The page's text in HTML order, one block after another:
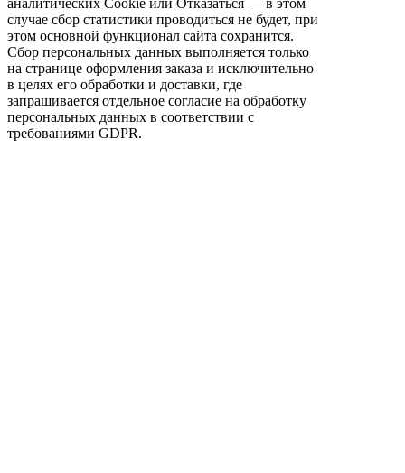
аналитических Cookie или Отказаться — в этом
случае сбор статистики проводиться не будет, при
этом основной функционал сайта сохранится.
Сбор персональных данных выполняется только
на странице оформления заказа и исключительно
в целях его обработки и доставки, где
запрашивается отдельное согласие на обработку
персональных данных в соответствии с
требованиями GDPR.